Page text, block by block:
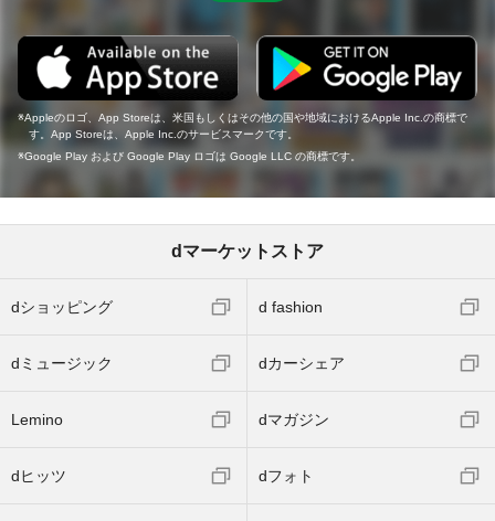
Appleのロゴ、App Storeは、米国もしくはその他の国や地域におけるApple Inc.の商標で
す。App Storeは、Apple Inc.のサービスマークです。
Google Play および Google Play ロゴは Google LLC の商標です。
dマーケットストア
dショッピング d fashion
dミュージック dカーシェア
Lemino dマガジン
dヒッツ dフォト